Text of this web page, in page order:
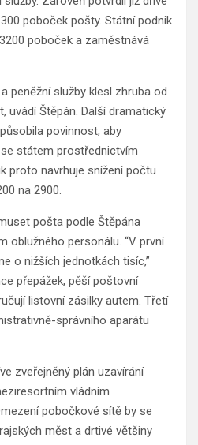
poboček pošty. Státní podnik
poboček a zaměstnává
peněžní služby klesl zhruba od
uvádí Štěpán. Další dramatický
povinnost, aby
státem prostřednictvím
proto navrhuje snížení počtu
na 2900.
pošta podle Štěpána
oblužného personálu. “V první
o nižších jednotkách tisíc,”
přepážek, pěší poštovní
listovní zásilky autem. Třetí
správního aparátu
zveřejněný plán uzavírání
vládním
pobočkové sítě by se
měst a drtivé většiny